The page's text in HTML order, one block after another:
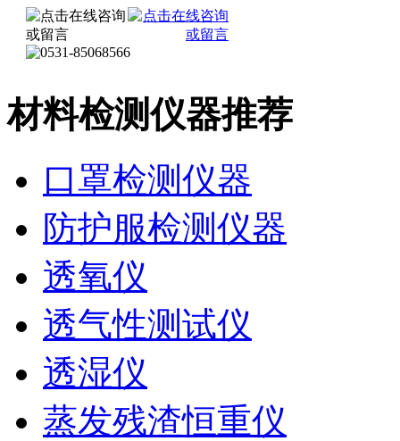
材料检测仪器推荐
口罩检测仪器
防护服检测仪器
透氧仪
透气性测试仪
透湿仪
蒸发残渣恒重仪